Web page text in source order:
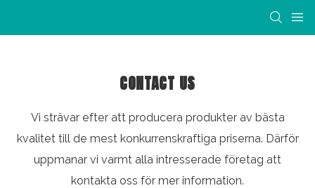
CONTACT US
Vi strävar efter att producera produkter av bästa
kvalitet till de mest konkurrenskraftiga priserna. Därför
uppmanar vi varmt alla intresserade företag att
kontakta oss för mer information.